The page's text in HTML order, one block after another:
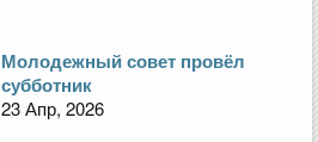
Молодежный совет провёл
субботник
23 Апр, 2026